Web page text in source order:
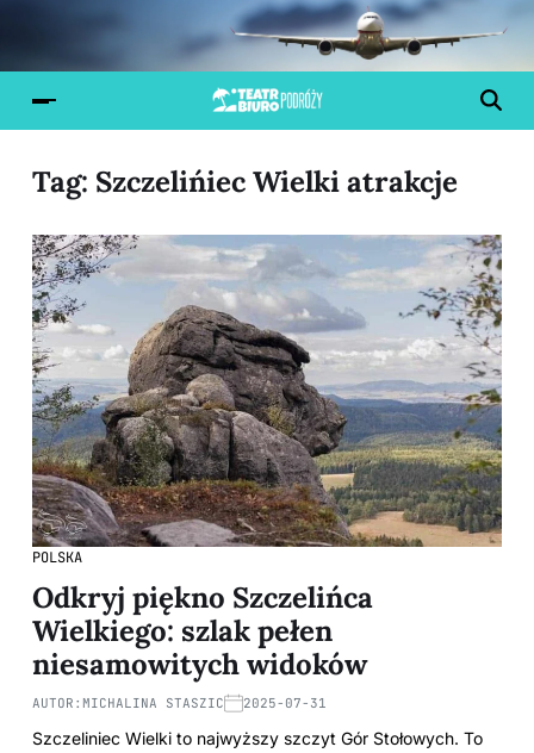
Tag: Szczelińiec Wielki atrakcje
POLSKA
Odkryj piękno Szczelińca
Wielkiego: szlak pełen
niesamowitych widoków
AUTOR: MICHALINA STASZIC 2025-07-31
Szczeliniec Wielki to najwyższy szczyt Gór Stołowych. To